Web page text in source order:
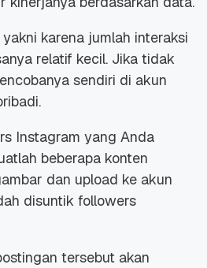
karena jumlah interaksi
relatif kecil. Jika tidak
sendiri di akun
Instagram yang Anda
beberapa konten
dan upload ke akun
disuntik followers
tersebut akan